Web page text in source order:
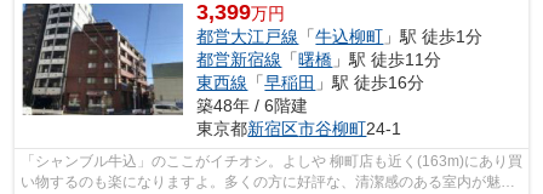
3,399万円
都営大江戸線 「牛込柳町 」駅 徒歩1分
都営新宿線 「曙橋 」駅 徒歩11分
東西線 「早稲田 」駅 徒歩16分
築48年 / 6階建
東京都新宿区市谷柳町24-1
「シャンブル牛込」のここがイチオシ。よしや 柳町店も近く(163m)にあり買
い物するのも楽になりますよ。多くの方に好評な、清潔感のある室内が魅力